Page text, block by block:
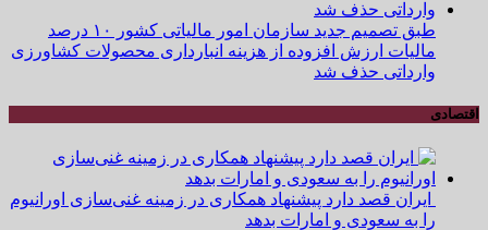
طبق تصمیم جدید سازمان امور مالیاتی کشور ۱۰ درصد
مالیات ارزش افزوده از هزینه انبارداری محصولات کشاورزی
وارداتی حذف شد
اقتصادی
ایران قصد دارد پیشنهاد همکاری در زمینه غنی‌سازی اورانیوم
را به سعودی و امارات بدهد